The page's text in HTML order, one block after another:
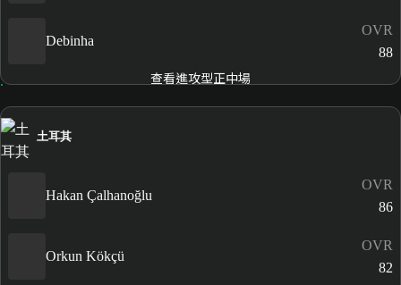
Debinha
OVR
88
查看進攻型正中場
土耳其
Hakan Çalhanoğlu
OVR
86
Orkun Kökçü
OVR
82